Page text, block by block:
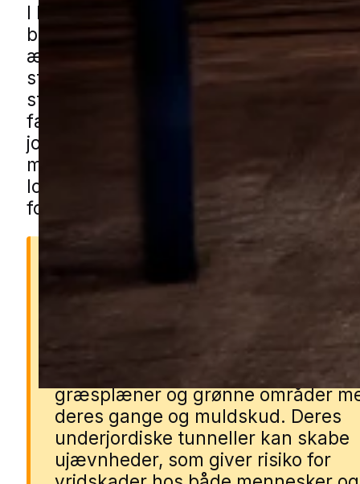
I Frederikssund ses udfordringen ofte i
blandede boligområder med både nye
ældre huse, hvor haver, hække og
strøg giver gode forhold i jorden.
stille villaveje, rækkehuse og grønne
fællesarealer kan problemet være til
jordskud dukker op igen og igen. Du
muldvarpehjælp i Frederikssund
lokale partnere. Udfyld blot
forbinder vi dig med en lokal
Derfor er muldvarpe et
problem
Muldvarpe kan hurtigt ødelægge
græsplæner og grønne områder
deres gange og muldskud. Deres
underjordiske tunneller kan skabe
ujævnheder, som giver risiko for